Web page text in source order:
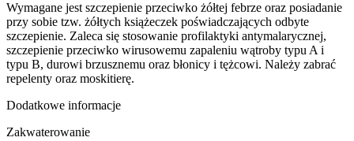
Wymagane jest szczepienie przeciwko żółtej febrze oraz posiadanie
przy sobie tzw. żółtych książeczek poświadczających odbyte
szczepienie. Zaleca się stosowanie profilaktyki antymalarycznej,
szczepienie przeciwko wirusowemu zapaleniu wątroby typu A i
typu B, durowi brzusznemu oraz błonicy i tężcowi. Należy zabrać
repelenty oraz moskitierę.
Dodatkowe informacje
Zakwaterowanie